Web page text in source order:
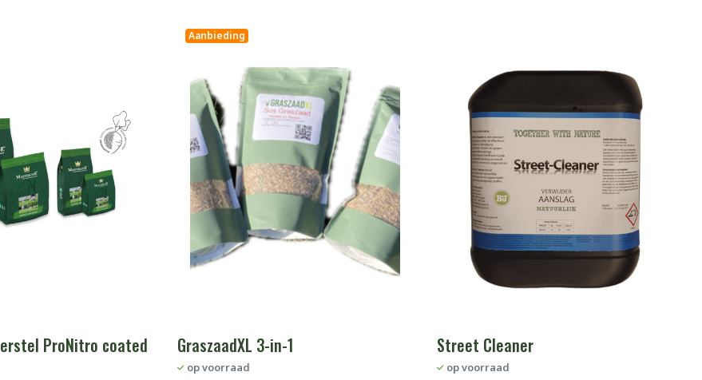
ProNitro coated
Aanbieding
GraszaadXL 3-in-1
op voorraad
Street Cleaner
op voorraad